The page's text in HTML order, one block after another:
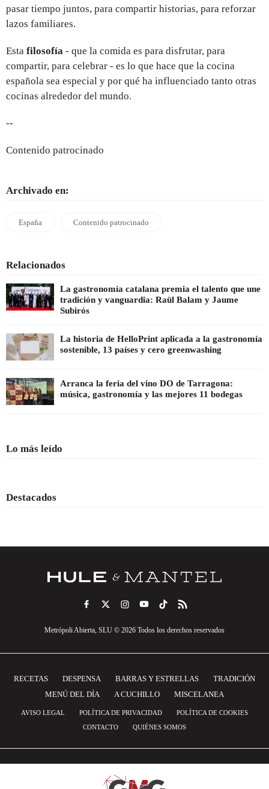
pasar tiempo juntos, para compartir historias, para reforzar
lazos familiares.
Esta filosofía - que la comida es para disfrutar, para
compartir, para celebrar - es lo que hace que la cocina
española sea especial y por qué ha influenciado tanto otras
cocinas alrededor del mundo.
--
Contenido patrocinado
Archivado en:
España Contenido patrocinado
Relacionados
La gastronomía catalana premia el talento que une
tradición y vanguardia: Raül Balam y Jaume
Subirós
La historia de HelloPrint aplicada a la gastronomía
sostenible, 13 países y cero greenwashing
Arranca la feria del vino DO de Tarragona:
música, gastronomía y las mejores 11 bodegas
Lo más leído
Destacados
Metrópoli Abierta, SLU © 2026 Todos los derechos reservados
RECETAS DESPENSA BARRAS Y ESTRELLAS
TRADICIÓN
MENÚ DEL DÍA
A CUCHILLO MISCELANEA
AVISO LEGAL POLÍTICA DE PRIVACIDAD
POLÍTICA DE COOKIES
CONTACTO
QUIÉNES SOMOS